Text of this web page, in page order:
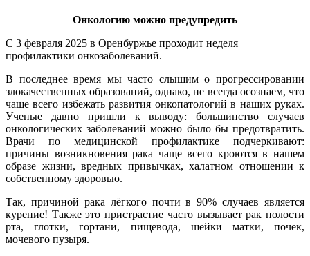
Онкологию можно предупредить
С 3 февраля 2025 в Оренбуржье проходит неделя
профилактики онкозаболеваний.
В последнее время мы часто слышим о прогрессировании
злокачественных образований, однако, не всегда осознаем, что
чаще всего избежать развития онкопатологий в наших руках.
Ученые давно пришли к выводу: большинство случаев
онкологических заболеваний можно было бы предотвратить.
Врачи по медицинской профилактике подчеркивают:
причины возникновения рака чаще всего кроются в нашем
образе жизни, вредных привычках, халатном отношении к
собственному здоровью.
Так, причиной рака лёгкого почти в 90% случаев является
курение! Также это пристрастие часто вызывает рак полости
рта, глотки, гортани, пищевода, шейки матки, почек,
мочевого пузыря.